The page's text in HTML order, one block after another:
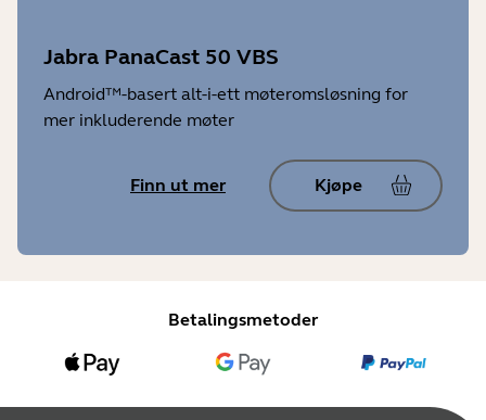
Jabra PanaCast 50 VBS
Android™-basert alt-i-ett møteromsløsning for
mer inkluderende møter
Finn ut mer Kjøpe
Betalingsmetoder